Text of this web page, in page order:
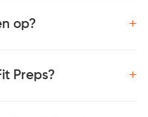
op? +
Preps? +